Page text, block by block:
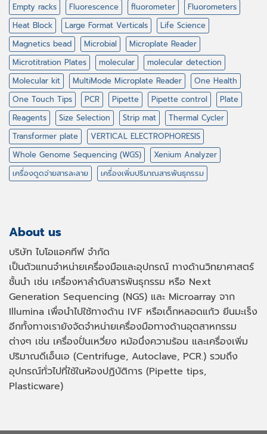
Empty racks
Fluorescence fluorometer
Fluorometers
Heat Block
Large Format Verticals
Life Science
Magnetics bead
Microbial
Microplate Reader
Microtitration Plates
molecular
molecular detection
Molecular kit
MultiMode Microplate Reader
One Health
One Touch Tips
PCR Pipette Pipette control
Plate
Reagents
Size Selection Strip mat
Thermal Cycler
Transformer plate
VERTICAL ELECTROPHORESIS
Whole Genome Sequencing (WGS)
Xenium Analyzer
เครื่องดูดจ่ายสารละลาย
เครื่องเพิ่มปริมาณสารพันธุกรรม
About us
บริษัท ไบโอแอคทีฟ จำกัด
เป็นตัวแทนจำหน่ายเครื่องมือและอุปกรณ์ ทางด้านวิทยาศาสตร์
ชั้นนำ เช่น เครื่องหาลำดับสารพันธุกรรม หรือ Next
Generation Sequencing (NGS) และ Microarray จาก
Illumina เพื่อนำไปใช้ทางด้าน IVF หรือเด็กหลอดแก้ว ยีนมะเร็ง
อีกทั้งทางเรายังจัดจำหน่ายเครื่องมือทางด้านอุตสาหกรรม
ต่างๆ เช่น เครื่องปั่นเหวี่ยง หม้อนึ่งความร้อน และเครื่องเพิ่ม
ปริมาณดีเอ็นเอ (Centrifuge, Autoclave, PCR.) รวมถึง
อุปกรณ์ทั่วไปที่ใช้ในห้องปฏิบัติการ (Pipette tips,
Plasticware)